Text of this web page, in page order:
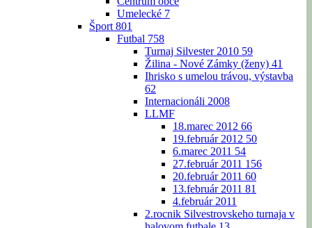
Umelecké 7
Šport 801
Futbal 758
Turnaj Silvester 2010 59
Žilina - Nové Zámky (ženy) 41
Ihrisko s umelou trávou, výstavba
62
Internacionáli 2008
LLMF
18.marec 2012 66
19.február 2012 50
6.marec 2011 54
27.február 2011 156
20.február 2011 60
13.február 2011 81
4.február 2011
2.rocnik Silvestrovskeho turnaja v